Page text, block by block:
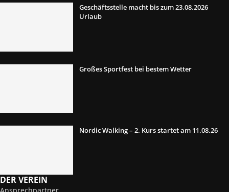
Geschäftsstelle macht bis zum 23.08.2026
Urlaub
Großes Sportfest bei bestem Wetter
Nordic Walking – 2. Kurs startet am 11.08.26
DER VEREIN
Ansprechpartner